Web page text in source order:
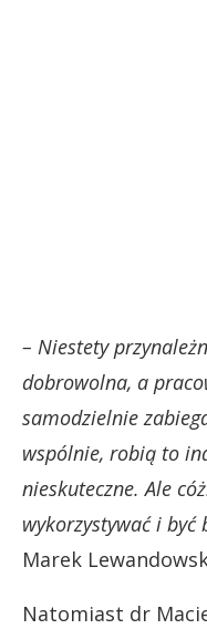
– Niestety
dobrowolna, a
samodzielnie
wspólnie, robią to
nieskuteczne. Ale
wykorzystywać i być
Marek
Natomiast dr